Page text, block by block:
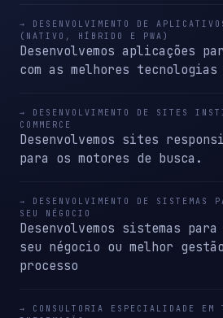
→ DESENVOLVIMENTO DE
(NATIVO, HÍBRIDO E PWA)
Desenvolvemos aplicações
com as melhores tecnologias
→ DESENVOLVIMENTO DE SITES
COMMERCE
Desenvolvemos sites
para os motores de busca.
→ DESENVOLVIMENTO DE SISTEMAS
SEU NÉGOCIO
Desenvolvemos sistemas
seu négocio ou melhor
processo
→ CONSULTORIA ESPECIALIDADE EM